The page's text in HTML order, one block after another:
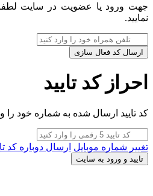
جهت ورود یا عضویت در سایت لطفا
نمایید.
ارسال کد فعال سازی
احراز کد تایید
کد تایید ارسال شده به شماره خود را
تغییر شماره موبایل ارسال دوباره کد
تایید و ورود به سایت